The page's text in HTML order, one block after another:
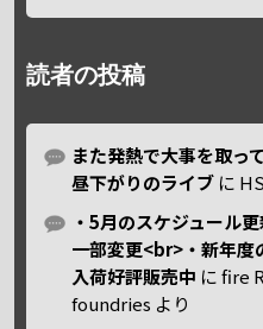
読者の投稿
また発熱で大事を取っ
昼下がりのライブ に
・5月のスケジュール
一部変更<br>・新年
入荷好評販売中 にfire
foundries より